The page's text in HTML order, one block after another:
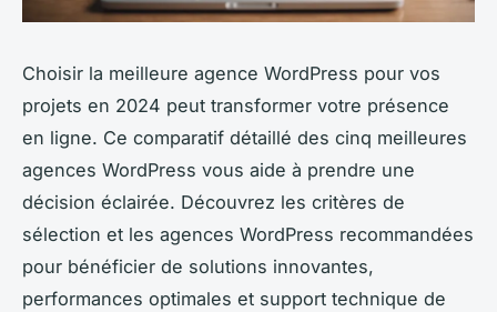
Choisir la meilleure agence WordPress pour vos
projets en 2024 peut transformer votre présence
en ligne. Ce comparatif détaillé des cinq meilleures
agences WordPress vous aide à prendre une
décision éclairée. Découvrez les critères de
sélection et les agences WordPress recommandées
pour bénéficier de solutions innovantes,
performances optimales et support technique de